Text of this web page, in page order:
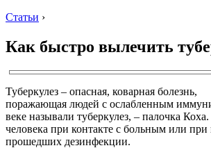
Статьи ›
Как быстро вылечить
Туберкулез – опасная, коварная болезнь,
поражающая людей с ослабленным
веке называли туберкулез, – палочка
человека при контакте с больным или
прошедших дезинфекции.